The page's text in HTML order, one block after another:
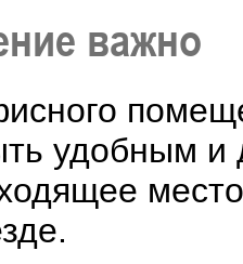
важно
удобным и